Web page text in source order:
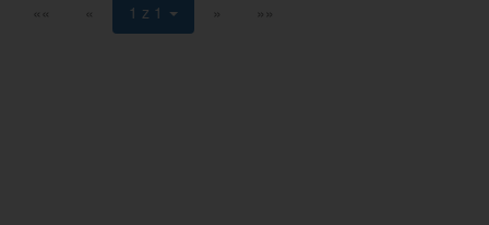
««
« 1 z 1 » »»